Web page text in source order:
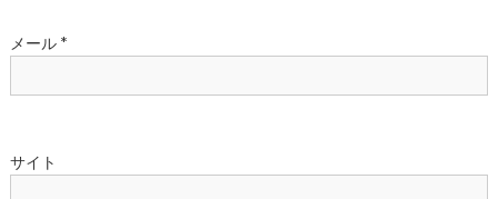
メール *
サイト